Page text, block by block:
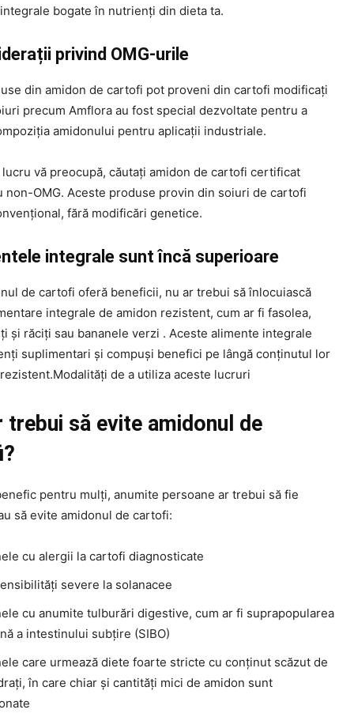
bogate în nutrienți din dieta ta.
privind OMG-urile
din amidon de cartofi pot proveni din cartofi modificați
precum Amflora au fost special dezvoltate pentru a
amidonului pentru aplicații industriale.
lucru vă preocupă, căutați amidon de cartofi certificat
non-OMG. Aceste produse provin din soiuri de cartofi
fără modificări genetice.
integrale sunt încă superioare
de cartofi oferă beneficii, nu ar trebui să înlocuiască
integrale de amidon rezistent, cum ar fi fasolea,
și răciți sau bananele verzi . Aceste alimente integrale
suplimentari și compuși benefici pe lângă conținutul lor
de a utiliza aceste lucruri
trebui să evite amidonul de
pentru mulți, anumite persoane ar trebui să fie
să evite amidonul de cartofi:
cu alergii la cartofi diagnosticate
severe la solanacee
cu anumite tulburări digestive, cum ar fi suprapopularea
a intestinului subțire (SIBO)
care urmează diete foarte stricte cu conținut scăzut de
în care chiar și cantități mici de amidon sunt